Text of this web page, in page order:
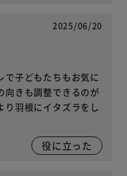
2025/06/20
で子どもたちもお気に
向きも調整できるのが
り羽根にイタズラをし
役に立った